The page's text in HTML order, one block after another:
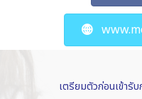
เตรียมตัวก่อนเข้ารั